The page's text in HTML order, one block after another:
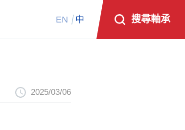
EN 中 搜尋軸承
2025/03/06